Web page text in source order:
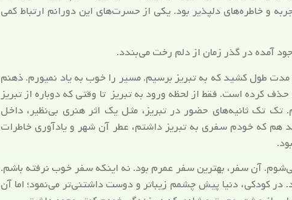
و خاطره‌های دلپذیر بود. یکی از حسرت‌های این دورانم ارتباط کمی
آمده در گذر زمان از دلم رخت می‌بندد.
مدت طول کشید که به تبریز برسیم. مسیر را خوب به یاد نمیورم. ذهنم
کرده است. فقط از لحظه ورود به تبریز تا وقتی که دوباره از تبریز
تک تک ثانیه‌های حضور در تبریز، مثل یک اثر هنری بی‌نظیر، داخل
که خودم سفری به تبریز داشتم، عطر آن شهر و یادآوری خاطرات
آن سفر، بهترین سفر عمرم بود. نه اینکه سفر خوب نرفته باشم.
در کودکی، دنیا پیش چشمم زیباتر و دوست داشتنی‌تر می‌نمود؛ اما آن